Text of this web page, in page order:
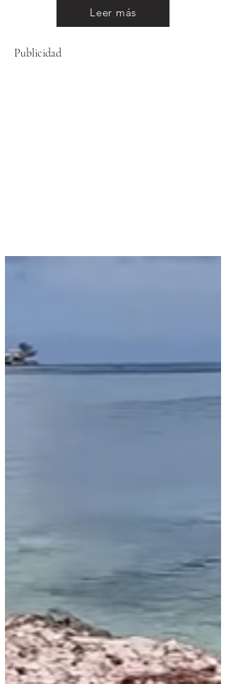
Leer más
Publicidad